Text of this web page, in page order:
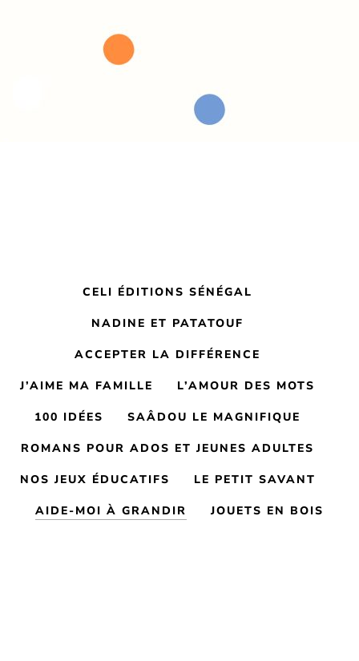
CELI ÉDITIONS SÉNÉGAL
NADINE ET PATATOUF
ACCEPTER LA DIFFÉRENCE
J’AIME MA FAMILLE L’AMOUR DES MOTS
100 IDÉES SAÂDOU LE MAGNIFIQUE
ROMANS POUR ADOS ET JEUNES ADULTES
NOS JEUX ÉDUCATIFS LE PETIT SAVANT
AIDE-MOI À GRANDIR JOUETS EN BOIS